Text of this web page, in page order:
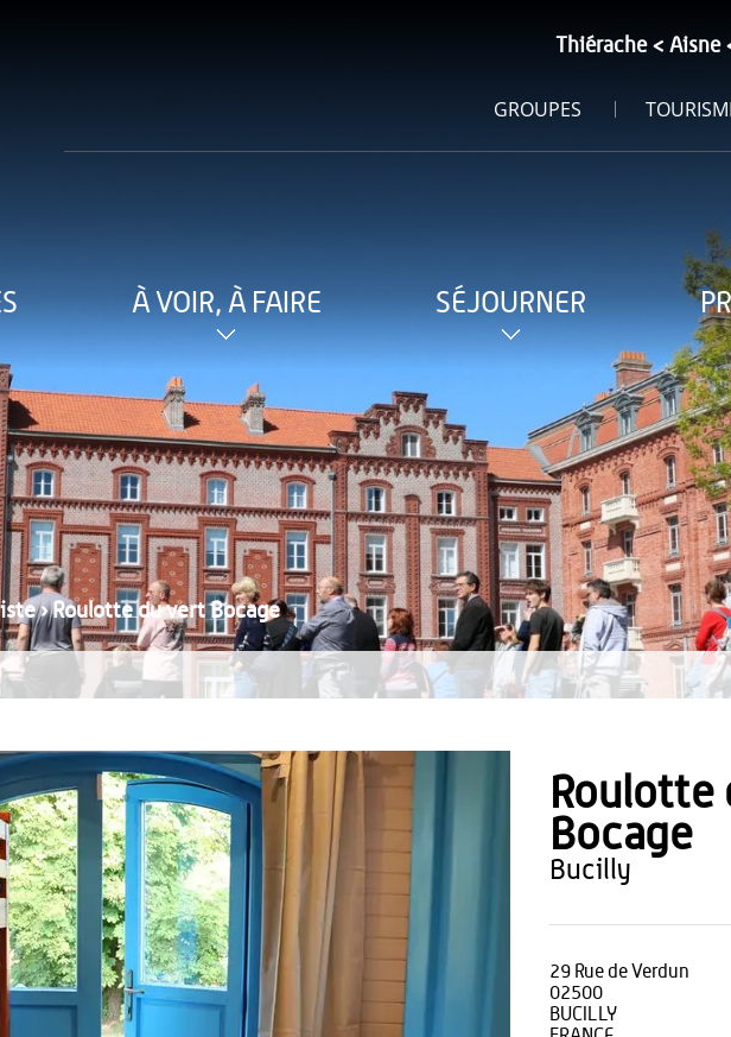
Thiérache Aisne
GROUPES
À VOIR, À FAIRE SÉJOURNER
›Roulotte du vert Bocage
Roulotte
Bocage
bucilly
29 Rue de Verdun
02500
BUCILLY